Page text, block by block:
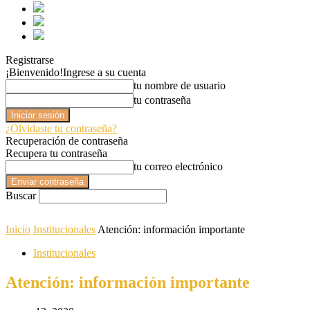
Registrarse
¡Bienvenido!Ingrese a su cuenta
tu nombre de usuario
tu contraseña
¿Olvidaste tu contraseña?
Recuperación de contraseña
Recupera tu contraseña
tu correo electrónico
Buscar
Inicio Institucionales Atención: información importante
Institucionales
Atención: información importante